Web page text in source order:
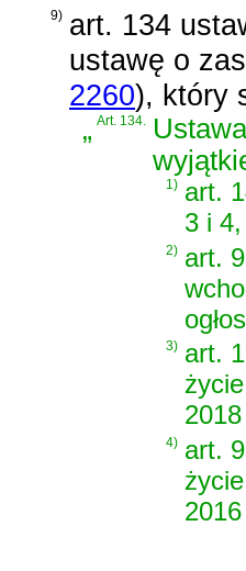
9) art. 134
ustawę o
2260), który
„Art. 134.
1) art.
3 i
2) art.
3) art.
4) art.
2016